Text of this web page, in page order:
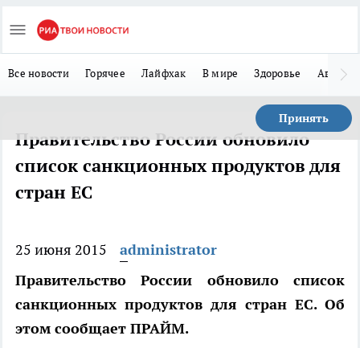
Все новости Горячее Лайфхак В мире Здоровье Авто
Принять
Правительство России обновило
список санкционных продуктов для
стран ЕС
25 июня 2015
administrator
Правительство России обновило список
санкционных продуктов для стран ЕС. Об
этом сообщает ПРАЙМ.